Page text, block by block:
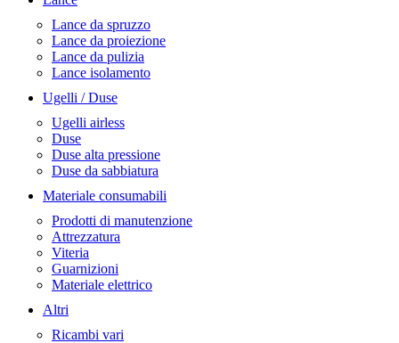
Lance da spruzzo
Lance da proiezione
Lance da pulizia
Lance isolamento
Ugelli / Duse
Ugelli airless
Duse
Duse alta pressione
Duse da sabbiatura
Materiale consumabili
Prodotti di manutenzione
Attrezzatura
Viteria
Guarnizioni
Materiale elettrico
Altri
Ricambi vari